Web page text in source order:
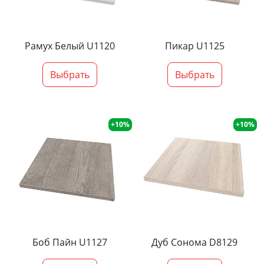
Рамух Белый U1120
Выбрать
Пикар U1125
Выбрать
+10%
Боб Пайн U1127
+10%
Дуб Сонома D8129